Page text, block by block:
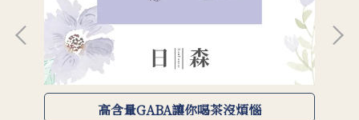
高含量GABA讓你喝茶沒煩惱